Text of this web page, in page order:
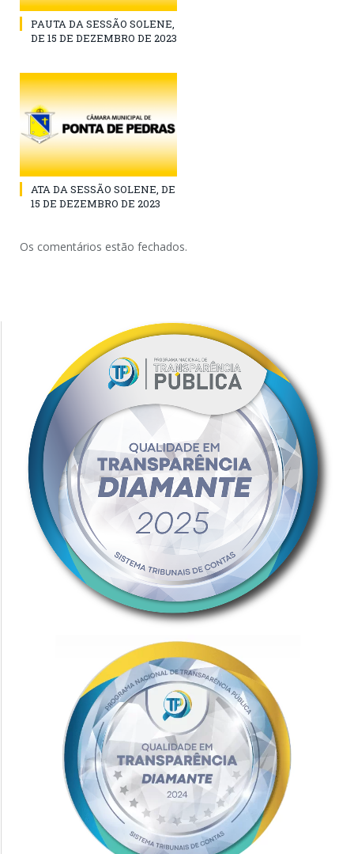
PAUTA DA SESSÃO SOLENE,
DE 15 DE DEZEMBRO DE 2023
ATA DA SESSÃO SOLENE, DE
15 DE DEZEMBRO DE 2023
Os comentários estão fechados.